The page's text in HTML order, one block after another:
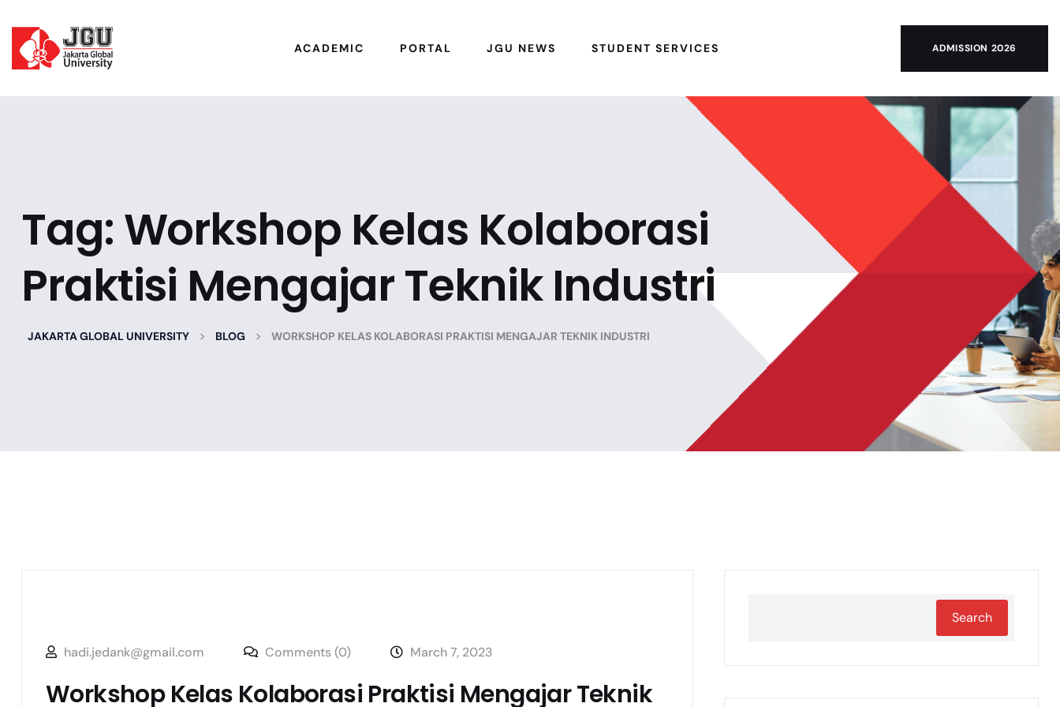
ACADEMIC PORTAL JGU NEWS STUDENT SERVICES ADMISSION 2026
Tag:Workshop Kelas Kolaborasi
Praktisi Mengajar Teknik Industri
JAKARTA GLOBAL UNIVERSITY > BLOG > WORKSHOP KELAS KOLABORASI PRAKTISI MENGAJAR TEKNIK INDUSTRI
hadi.jedank@gmail.com Comments (0) March 7, 2023
Workshop Kelas Kolaborasi Praktisi Mengajar Teknik
Search